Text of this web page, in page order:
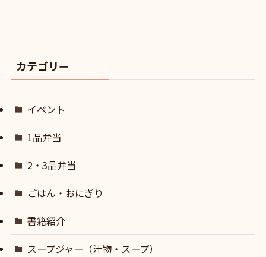
カテゴリー
イベント
1品弁当
2・3品弁当
ごはん・おにぎり
書籍紹介
スープジャー（汁物・スープ）